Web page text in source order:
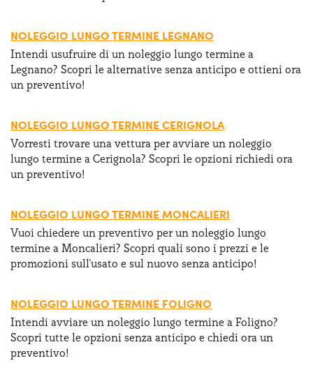
NOLEGGIO LUNGO TERMINE LEGNANO
Intendi usufruire di un noleggio lungo termine a
Legnano? Scopri le alternative senza anticipo e ottieni ora
un preventivo!
NOLEGGIO LUNGO TERMINE CERIGNOLA
Vorresti trovare una vettura per avviare un noleggio
lungo termine a Cerignola? Scopri le opzioni richiedi ora
un preventivo!
NOLEGGIO LUNGO TERMINE MONCALIERI
Vuoi chiedere un preventivo per un noleggio lungo
termine a Moncalieri? Scopri quali sono i prezzi e le
promozioni sull'usato e sul nuovo senza anticipo!
NOLEGGIO LUNGO TERMINE FOLIGNO
Intendi avviare un noleggio lungo termine a Foligno?
Scopri tutte le opzioni senza anticipo e chiedi ora un
preventivo!